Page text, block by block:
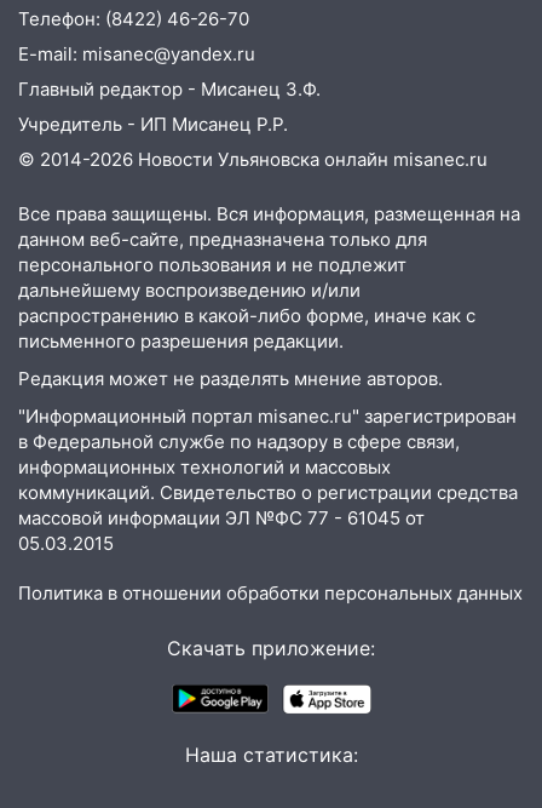
15:36 В Ульяновской области собрали
более 556 тысяч тонн зерна
14:46 Ульяновка вошла в «домовой чат»
и отдала мошенникам более 5,2 млн
рублей
повалил пенсионера на землю и начал
душить
14:09 На ремонте школы в
Димитровграде похитили более 3,9 млн
рублей
13:52
В Карсунском районе мужчина
незаконно срубил в лесу десять дубов
13:40 В Ульяновске сотрудница пункта
выдачи месяцами забирала заказы без
оплаты
13:27 Супруги забрали закладку и
ждали «дегустации» на остановке
прав снёс забор и перевернулся
В Ульяновске Renault сбил 10-
госпитализировали
Телефон: (8422) 46-26-70
E-mail: misanec@yandex.ru
Главный редактор - Мисанец З.Ф.
Учредитель - ИП Мисанец Р.Р.
© 2014-2026 Новости Ульяновска онлайн misanec.ru
Все права защищены. Вся информация, размещенная на
данном веб-сайте, предназначена только для
персонального пользования и не подлежит
дальнейшему воспроизведению и/или
распространению в какой-либо форме, иначе как с
письменного разрешения редакции.
Редакция может не разделять мнение авторов.
"Информационный портал misanec.ru" зарегистрирован
в Федеральной службе по надзору в сфере связи,
информационных технологий и массовых
коммуникаций. Свидетельство о регистрации средства
массовой информации ЭЛ №ФС 77 - 61045 от
05.03.2015
Политика в отношении обработки персональных данных
Скачать приложение:
Наша статистика: